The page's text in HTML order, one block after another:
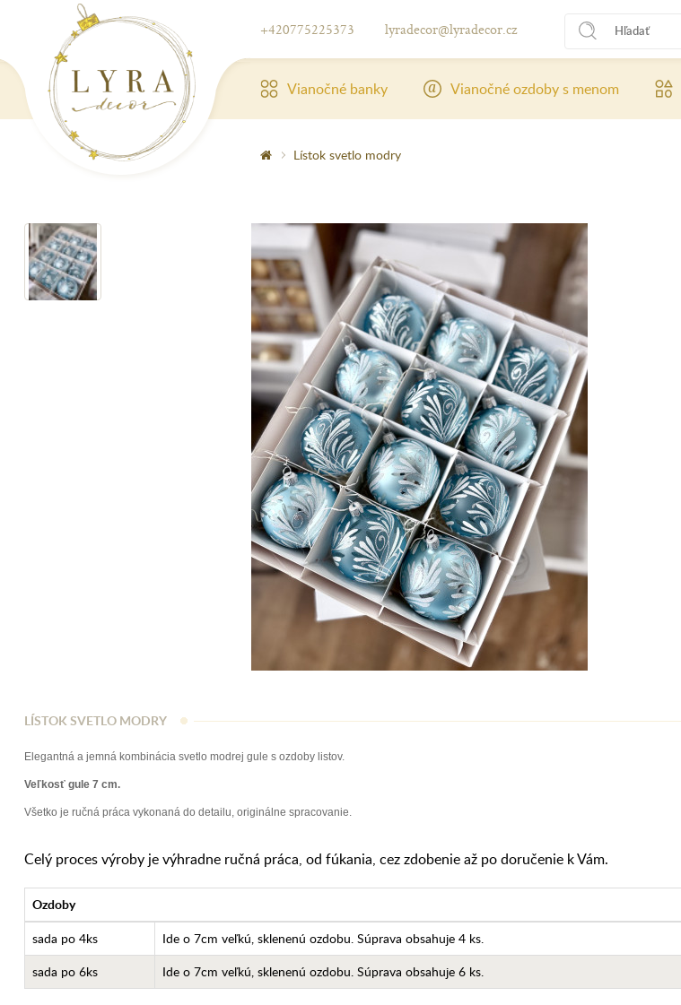
+420775225373 lyradecor@lyradecor.cz
Vianočné banky Vianočné ozdoby s menom
Lístok svetlo modry
LÍSTOK SVETLO MODRY
Elegantná a jemná kombinácia svetlo modrej gule s ozdoby listov.
Veľkosť gule 7 cm.
Všetko je ručná práca vykonaná do detailu, originálne spracovanie.
Celý proces výroby je výhradne ručná práca, od fúkania, cez zdobenie až po doručenie k Vám.
Ozdoby
sada po 4ks
Ide o 7cm veľkú, sklenenú ozdobu. Súprava obsahuje 4 ks.
sada po 6ks
Ide o 7cm veľkú, sklenenú ozdobu. Súprava obsahuje 6 ks.